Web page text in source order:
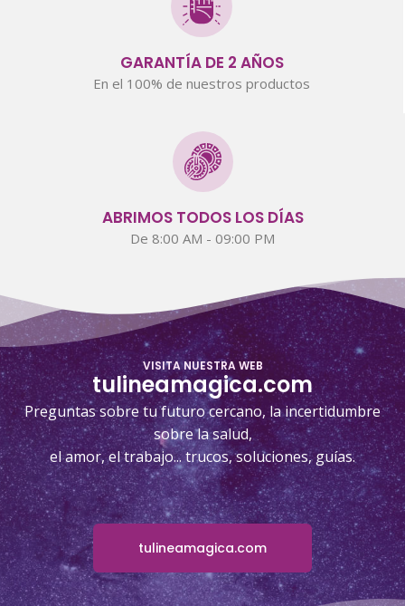
GARANTÍA DE 2 AÑOS
En el 100% de nuestros productos
ABRIMOS TODOS LOS DÍAS
De 8:00 AM - 09:00 PM
VISITA NUESTRA WEB
tulineamagica.com
Preguntas sobre tu futuro cercano, la incertidumbre
sobre la salud,
el amor, el trabajo... trucos, soluciones, guías.
tulineamagica.com